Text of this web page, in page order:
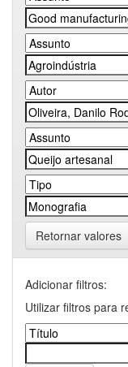
Retornar valores
Adicionar filtros:
Utilizar filtros para